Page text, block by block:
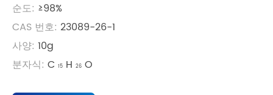
순도: ≥98%
CAS 번호: 23089-26-1
사양: 10g
분자식: C 15 H 26 O